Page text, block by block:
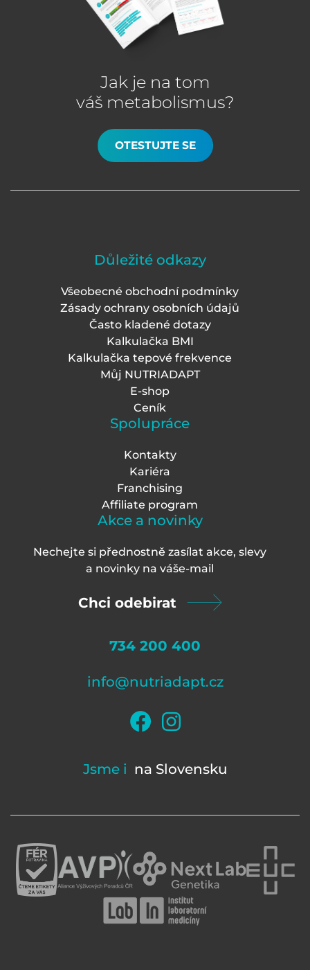
Jak je na tom
váš metabolismus?
OTESTUJTE SE
Důležité odkazy
Všeobecné obchodní podmínky
Zásady ochrany osobních údajů
Často kladené dotazy
Kalkulačka BMI
Kalkulačka tepové frekvence
Můj NUTRIADAPT
E-shop
Ceník
Spolupráce
Kontakty
Kariéra
Franchising
Affiliate program
Akce a novinky
Nechejte si přednostně zasílat akce, slevy
a novinky na váše-mail
Chci odebirat
734 200 400
info@nutriadapt.cz
Jsme i na Slovensku